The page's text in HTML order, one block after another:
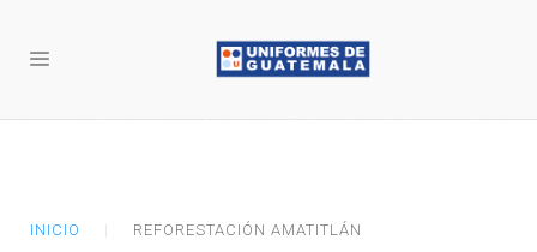
INICIO REFORESTACIÓN AMATITLÁN